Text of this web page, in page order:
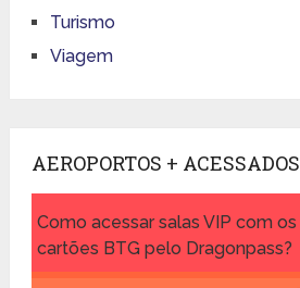
Turismo
Viagem
AEROPORTOS + ACESSADOS
Como acessar salas VIP com os
cartões BTG pelo Dragonpass?